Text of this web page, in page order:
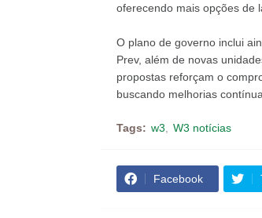
oferecendo mais opções de
O plano de governo inclui
Prev, além de novas
propostas reforçam o
buscando melhorias
Tags: w3 W3 notícias
Facebook